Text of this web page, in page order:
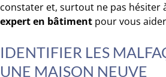
constater et, surtout ne pas hésiter
expert en bâtiment pour vous
IDENTIFIER LES
UNE MAISON NEUVE